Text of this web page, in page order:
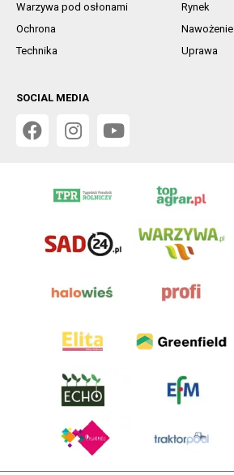
Warzywa pod osłonami
Rynek
Ochrona
Nawożenie
Technika
Uprawa
SOCIAL MEDIA